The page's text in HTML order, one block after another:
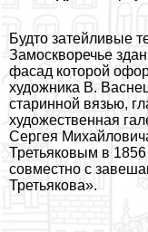
Будто затейливые
Замоскворечье
фасад которой
художника В.
старинной вязью,
художественная
Сергея
Третьяковым в
совместно с
Третьякова».